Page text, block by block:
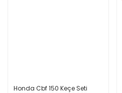
Honda Cbf 150 Keçe Seti